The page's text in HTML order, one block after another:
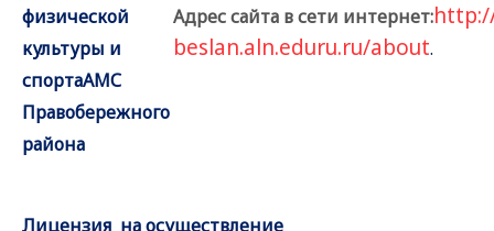
физической
культуры и
спортаАМС
Правобережного
района
Адрес сайта в сети интернет:
beslan.aln.eduru.ru/about.
Лицензия на осуществление